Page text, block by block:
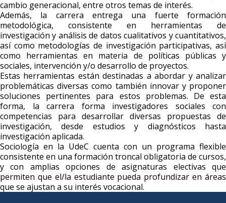
cambio generacional, entre otros temas de interés.
Además, la carrera entrega una fuerte formación
metodológica, consistente en herramientas de
investigación y análisis de datos cualitativos y cuantitativos,
así como metodologías de investigación participativas, así
como herramientas en materia de políticas públicas y
sociales, intervención y/o desarrollo de proyectos.
Estas herramientas están destinadas a abordar y analizar
problemáticas diversas como también innovar y proponer
soluciones pertinentes para estos problemas. De esta
forma, la carrera forma investigadores sociales con
competencias para desarrollar diversas propuestas de
investigación, desde estudios y diagnósticos hasta
investigación aplicada.
Sociología en la UdeC cuenta con un programa flexible
consistente en una formación troncal obligatoria de cursos,
y con amplias opciones de asignaturas electivas que
permiten que el/la estudiante pueda profundizar en áreas
que se ajustan a su interés vocacional.